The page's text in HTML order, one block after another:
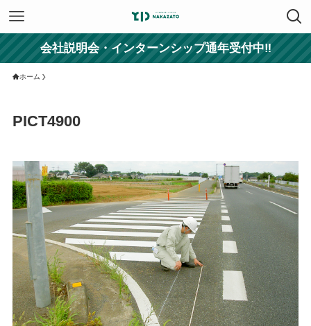
会社説明会・インターンシップ通年受付中‼
ホーム
PICT4900